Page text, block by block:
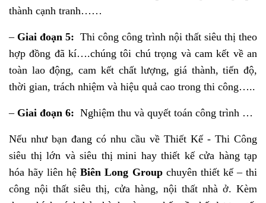
thành cạnh tranh……
– Giai đoạn 5: Thi công công trình nội thất siêu thị theo
hợp đồng đã kí….chúng tôi chú trọng và cam kết về an
toàn lao động, cam kết chất lượng, giá thành, tiến độ,
thời gian, trách nhiệm và hiệu quả cao trong thi công…..
– Giai đoạn 6: Nghiệm thu và quyết toán công trình …
Nếu như bạn đang có nhu cầu về Thiết Kế - Thi Công
siêu thị lớn và siêu thị mini hay thiết kế cửa hàng tạp
hóa hãy liên hệBiên Long Groupchuyên thiết kế – thi
công nội thất siêu thị, cửa hàng, nội thất nhà ở. Kèm